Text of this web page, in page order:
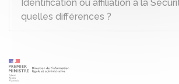
Identification ou affiliation à la
quelles différences ?